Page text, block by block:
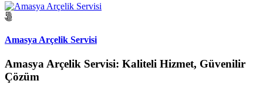
Amasya Arçelik Servisi
Amasya Arçelik Servisi: Kaliteli Hizmet, Güvenilir
Çözüm